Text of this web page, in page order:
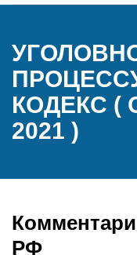
КОДЕКС (
2021 )
РФ